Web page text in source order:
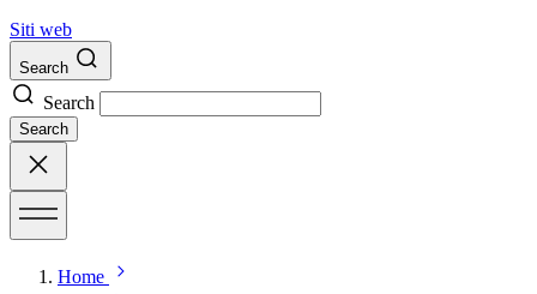
Siti web
Search
Search
Search
Home